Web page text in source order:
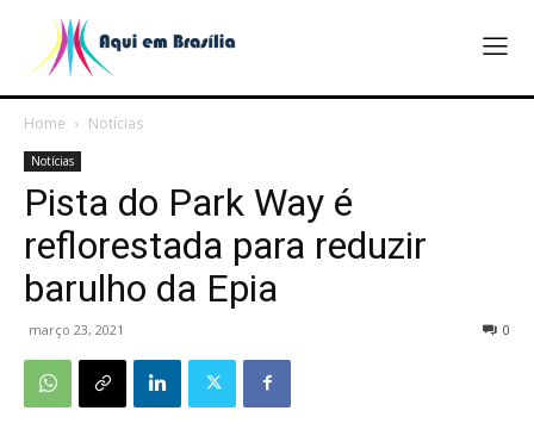
Home Notícias
Notícias
Pista do Park Way é
reflorestada para reduzir
barulho da Epia
março 23, 2021 0